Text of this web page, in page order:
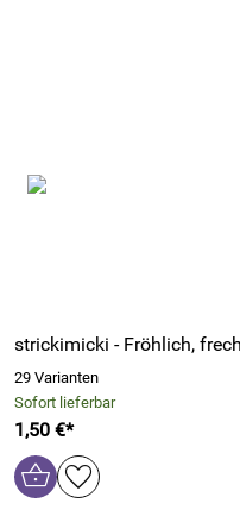
strickimicki - Fröhlich,
29 Varianten
Sofort lieferbar
1,50 €*